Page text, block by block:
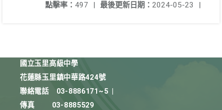
最後更新日期： 2024-05-23 |
點擊率： 497 |
國立玉里高級中學
花蓮縣玉里鎮中華路424號
聯絡電話
03-8886171~5
傳真
03-8885529